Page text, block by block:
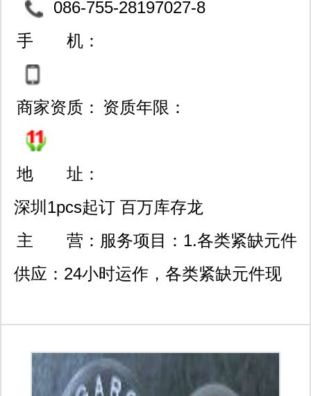
086-755-28197027-8
06/83722245/0791-862276
04
手 机：
商家资质： 资质年限：
地 址：
深圳1pcs起订 百万库存龙
华龙胜西路佳利科技大厦6
03
主 营： 服务项目：1.各类紧缺元件
供应：24小时运作，各类紧缺元件现
联合采购渠道，拥有全球最具竞争力价